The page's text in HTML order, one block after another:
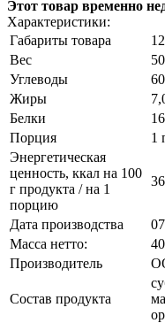
Этот товар временно
Характеристики:
Габариты товара
Вес
Углеводы
Жиры
Белки
Порция
1
Энергетическая
ценность, ккал на 100
г продукта / на 1
порцию
Дата производства
Масса нетто:
Производитель
Состав продукта